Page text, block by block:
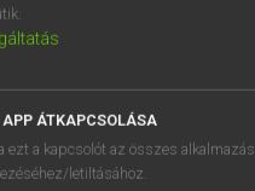
OFFICE BŐVÍTMÉNY
BEÉPÜLŐ SZÓTÁRMODUL
ONLINE NYELVVIZSGA
APP ÁTKAPCSOLÁSA
ezt a kapcsolót az összes alkalmazás
letiltásához.